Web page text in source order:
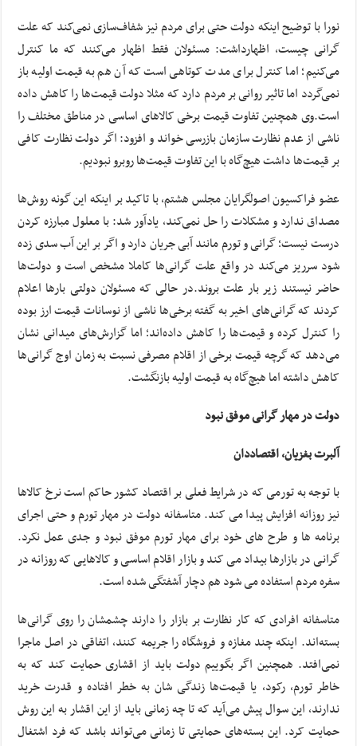
نورا با توضیح اینکه دولت حتی برای مردم نیز شفاف‌سازی نمی‌کند که علت
گرانی چیست، اظهارداشت: مسئولان فقط اظهار می‌کنند که ما کنترل
می‌کنیم؛ اما کنترل برای مدت کوتاهی است که آن هم به قیمت اولیه باز
نمی‌گردد اما تاثیر روانی بر مردم دارد که مثلا دولت قیمت‌ها را کاهش داده
است.وی همچنین تفاوت قیمت برخی کالاهای اساسی در مناطق مختلف را
ناشی از عدم نظارت سازمان بازرسی خواند و افزود: اگر دولت نظارت کافی
بر قیمت‌ها داشت هیچ‌گاه با این تفاوت قیمت‌ها روبرو نبودیم.
عضو فراکسیون اصولگرایان مجلس هشتم، با تاکید بر اینکه این‌ گونه روش‌ها
مصداق ندارد و مشکلات را حل نمی‌کند، یادآور شد: با معلول مبارزه کردن
درست نیست؛ گرانی و تورم مانند آبی جریان دارد و اگر بر این آب سدی زده
شود سرریز می‌کند در واقع علت گرانی‌ها کاملا مشخص است و دولت‌ها
حاضر نیستند زیر بار علت بروند.در حالی که مسئولان دولتی بارها اعلام
کردند که گرانی‌های اخیر به گفته برخی‌ها ناشی از نوسانات قیمت ارز بوده
را کنترل کرده و قیمت‌ها را کاهش داده‌اند؛ اما گزارش‌های میدانی نشان
می‌دهد که گرچه قیمت برخی از اقلام مصرفی نسبت به زمان اوج گرانی‌ها
کاهش داشته اما هیچ‌گاه به قیمت اولیه بازنگشت.
دولت در مهار گرانی موفق نبود
آلبرت بغزیان، اقتصاددان
با توجه به تورمی که در شرایط فعلی بر اقتصاد کشور حاکم است نرخ کالاها
نیز روزانه افزایش پیدا می کند. متاسفانه دولت در مهار تورم و حتی اجرای
برنامه ها و طرح های خود برای مهار تورم موفق نبود و جدی عمل نکرد.
گرانی در بازارها بیداد می کند و بازار اقلام اساسی و کالاهایی که روزانه در
سفره مردم استفاده می شود هم دچار آشفتگی شده است.
متاسفانه افرادی که کار نظارت بر بازار را دارند چشمشان را روی گرانی‌ها
بسته‌اند. اینکه چند مغازه و فروشگاه را جریمه کنند، اتفاقی در اصل ماجرا
نمی‌افتد. همچنین اگر بگوییم دولت باید از اقشاری حمایت کند که به
خاطر تورم، رکود، یا قیمت‌ها زندگی شان به خطر افتاده و قدرت خرید
ندارند، این سوال پیش می‌آید که تا چه زمانی باید از این اقشار به این روش
حمایت کرد. این بسته‌های حمایتی تا زمانی می‌تواند باشد که فرد اشتغال